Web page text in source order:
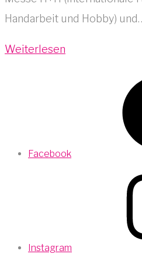
Handarbeit und Hobby)
Weiterlesen
Facebook
Instagram